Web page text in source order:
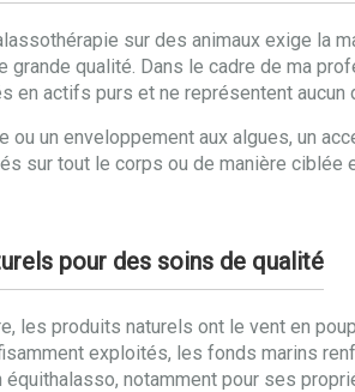
sur des animaux exige la
qualité. Dans le cadre de ma
en actifs purs et ne représentent aucun
ou un enveloppement aux algues, un
sur tout le corps ou de manière
pour des soins de qualité
les produits naturels ont le vent en
exploités, les fonds marins
notamment pour ses